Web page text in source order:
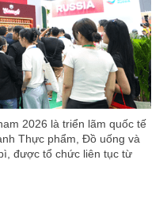
2026 là triển lãm quốc tế
Thực phẩm, Đồ uống và
được tổ chức liên tục từ